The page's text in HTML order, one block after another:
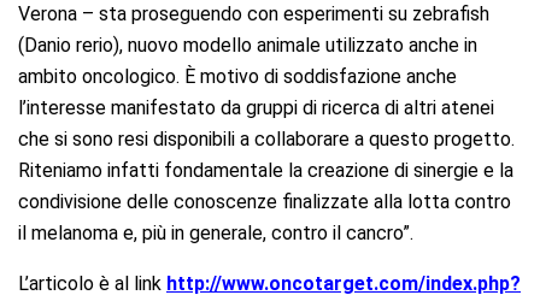
Verona – sta proseguendo con esperimenti su zebrafish
(Danio rerio), nuovo modello animale utilizzato anche in
ambito oncologico. È motivo di soddisfazione anche
l’interesse manifestato da gruppi di ricerca di altri atenei
che si sono resi disponibili a collaborare a questo progetto.
Riteniamo infatti fondamentale la creazione di sinergie e la
condivisione delle conoscenze finalizzate alla lotta contro
il melanoma e, più in generale, contro il cancro”.
L’articolo è al link http://www.oncotarget.com/index.php?